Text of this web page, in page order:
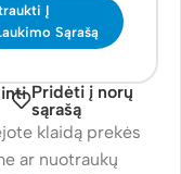
Į
Sąrašą
Pridėti į norų
sąrašą
klaidą prekės
ar nuotraukų